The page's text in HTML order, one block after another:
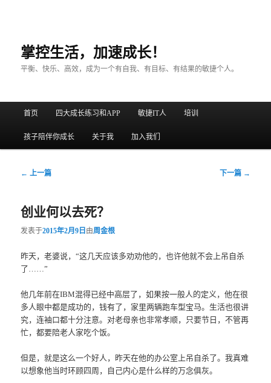
掌控生活，加速成长！
平衡、快乐、高效，成为一个有自我、有目标、有结果的敏捷个人。
跳至主内容区域
跳至副内容区域
首页 四大成长练习和APP 敏捷IT人 培训
孩子陪伴你成长 关于我 加入我们
文章导航
← 上一篇 下一篇 →
创业何以去死？
发表于2015年2月9日 由周金根
昨天，老婆说，“这几天应该多劝劝他的，也许他就不会上吊自杀
了……”
他几年前在IBM混得已经中高层了，如果按一般人的定义，他在很
多人眼中都是成功的，钱有了，家里两辆跑车型宝马。生活也很讲
究，连袖口都十分注意。对老母亲也非常孝顺，只要节日，不管再
忙，都要陪老人家吃个饭。
但是，就是这么一个好人，昨天在他的办公室上吊自杀了。我真难
以想象他当时环顾四周，自己内心是什么样的万念俱灰。